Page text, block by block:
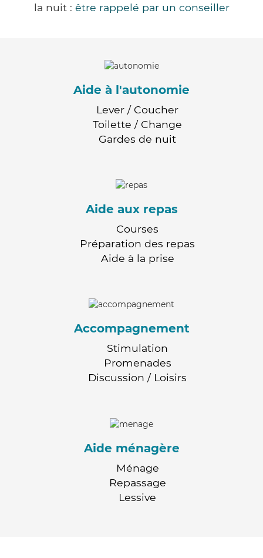
la nuit : être rappelé par un conseiller
Aide à l'autonomie
Lever / Coucher
Toilette / Change
Gardes de nuit
Aide aux repas
Courses
Préparation des repas
Aide à la prise
Accompagnement
Stimulation
Promenades
Discussion / Loisirs
Aide ménagère
Ménage
Repassage
Lessive